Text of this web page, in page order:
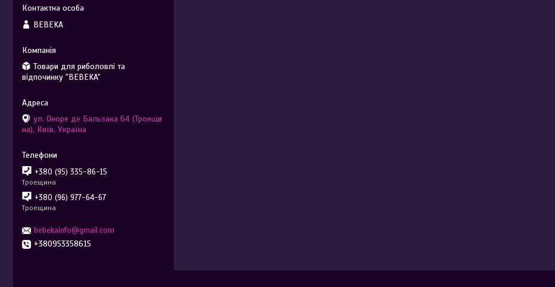
BEBEKA
Товари для риболовлі та
відпочинку "BEBEKA"
ул. Оноре де Бальзака 64 (Троещи
на), Київ, Україна
+380 (95) 335-86-15
Троещина
+380 (96) 977-64-67
Троещина
bebekainfo@gmail.com
+380953358615